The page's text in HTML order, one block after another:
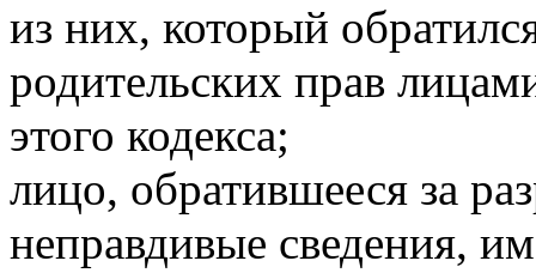
из них, который
родительских прав
этого кодекса;
лицо, обратившееся за
неправдивые сведения,